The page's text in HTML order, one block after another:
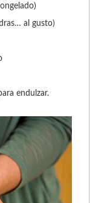
al gusto)
endulzar.